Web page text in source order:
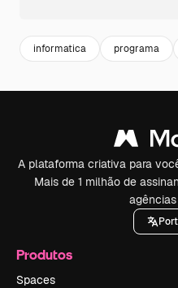
informatica programa
A plataforma criativa para
Mais de 1 milhão de
Produtos
Spaces